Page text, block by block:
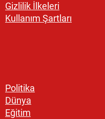
Gizlilik İlkeleri
Kullanım Şartları
Politika
Dünya
Eğitim